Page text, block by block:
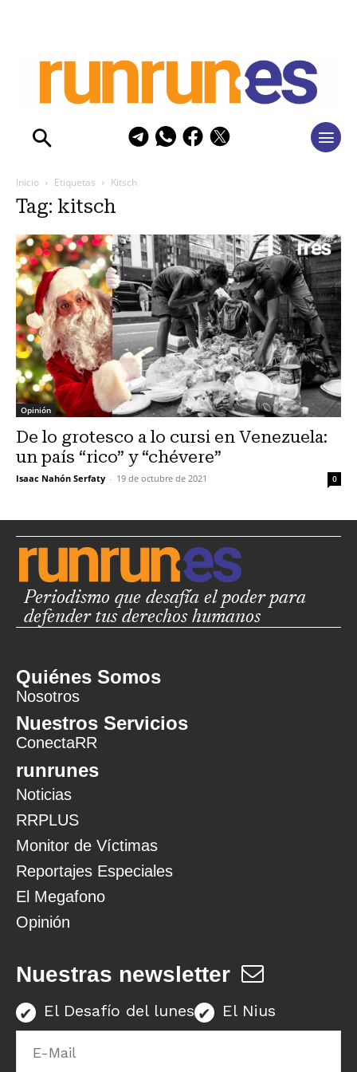
Inicio Etiquetas Kitsch
Tag: kitsch
Opinión
De lo grotesco a lo cursi en Venezuela:
un país “rico” y “chévere”
Isaac Nahón Serfaty - 19 de octubre de 2021 0
Periodismo que desafía el poder para
defender tus derechos humanos
Quiénes Somos
Nosotros
Nuestros Servicios
ConectaRR
runrunes
Noticias
RRPLUS
Monitor de Víctimas
Reportajes Especiales
El Megafono
Opinión
Nuestras newsletter
El Desafío del lunes El Nius